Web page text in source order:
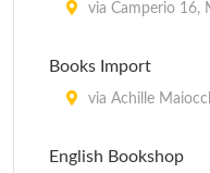
via Camperio 16,
Books Import
via Achille
English Bookshop